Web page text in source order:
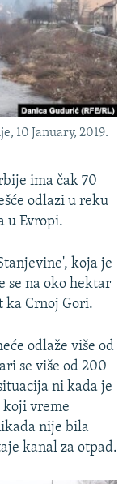
10 January, 2019.
ima čak 70
odlazi u reku
u Evropi.
koja je
se na oko hektar
ka Crnoj Gori.
odlaže više od
se više od 200
ni kada je
koji vreme
nije bila
kanal za otpad.